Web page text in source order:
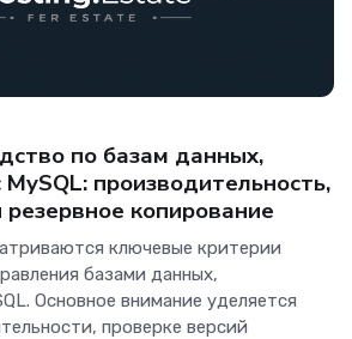
по базам данных,
производительность,
резервное копирование
ключевые критерии
базами данных,
Основное внимание уделяется
проверке версий